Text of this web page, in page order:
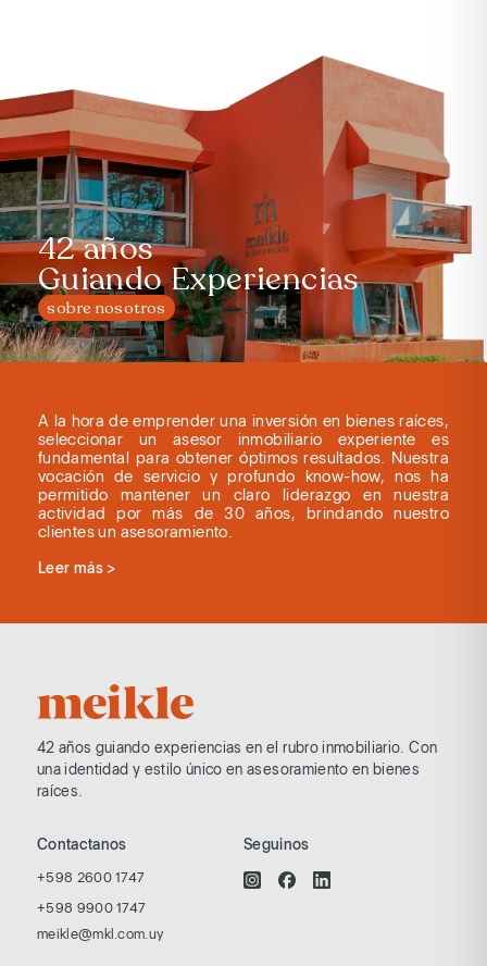
42 años
Guiando Experiencias
sobre nosotros
A la hora de emprender una inversión en bienes raíces,
seleccionar un asesor inmobiliario experiente es
fundamental para obtener óptimos resultados. Nuestra
vocación de servicio y profundo know-how, nos ha
permitido mantener un claro liderazgo en nuestra
actividad por más de 30 años, brindando nuestro
clientes un asesoramiento.
Leer más >
42 años guiando experiencias en el rubroinmobiliario. Con
una identidad y estilo único en asesoramiento en bienes
raíces.
Contactanos
+598 2600 1747
+598 9900 1747
meikle@mkl.com.uy
Seguinos